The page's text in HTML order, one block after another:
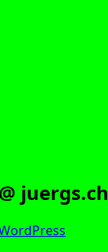
juergs.ch